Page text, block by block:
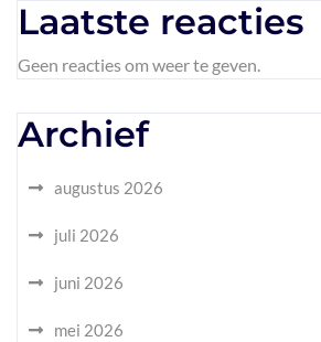
Laatste reacties
Geen reacties om weer te geven.
Archief
augustus 2026
juli 2026
juni 2026
mei 2026